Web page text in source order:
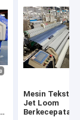
Mesin Tekstil
Jet Loom
Berkecepatan